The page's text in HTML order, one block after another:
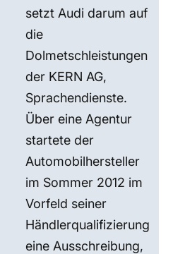
setzt Audi darum auf
die
Dolmetschleistungen
der KERN AG,
Sprachendienste.
Über eine Agentur
startete der
Automobilhersteller
im Sommer 2012 im
Vorfeld seiner
Händlerqualifizierung
eine Ausschreibung,